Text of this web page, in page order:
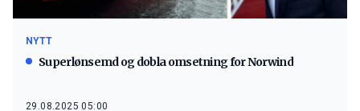
NYTT
Superlønsemd og dobla omsetning for Norwind
29.08.2025 05:00